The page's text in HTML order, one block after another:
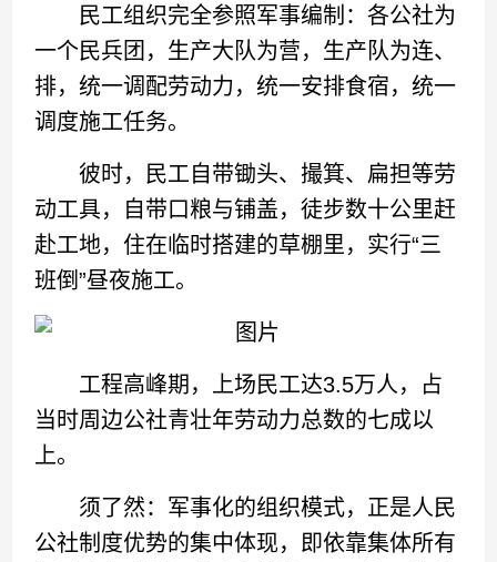
民工组织完全参照军事编制：各公社为
一个民兵团，生产大队为营，生产队为连、
排，统一调配劳动力，统一安排食宿，统一
调度施工任务。
彼时，民工自带锄头、撮箕、扁担等劳
动工具，自带口粮与铺盖，徒步数十公里赶
赴工地，住在临时搭建的草棚里，实行“三
班倒”昼夜施工。
工程高峰期，上场民工达3.5万人，占
当时周边公社青壮年劳动力总数的七成以
上。
须了然：军事化的组织模式，正是人民
公社制度优势的集中体现，即依靠集体所有